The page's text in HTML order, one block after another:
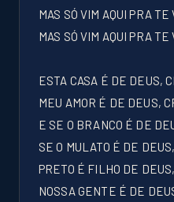
MAS SÓ VIM AQUI PRA
MAS SÓ VIM AQUI PRA
ESTA CASA É DE DEUS,
MEU AMOR É DE DEUS,
E SE O BRANCO É DE
SE O MULATO É DE
PRETO É FILHO DE
NOSSA GENTE É DE